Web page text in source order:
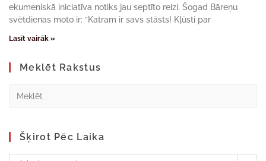
ekumeniskā iniciatīva notiks jau septīto reizi. Šogad Bāreņu
svētdienas moto ir: “Katram ir savs stāsts! Kļūsti par
Lasīt vairāk »
Meklēt Rakstus
Šķirot Pēc Laika